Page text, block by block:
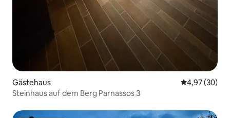
Gästehaus
4,97 (30)
Steinhaus auf dem Berg Parnassos 3